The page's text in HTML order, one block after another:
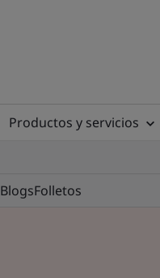
Productos y servicios
BlogsFolletos